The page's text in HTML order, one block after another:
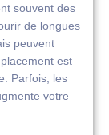
souvent des
de longues
peuvent
est
Parfois, les
votre